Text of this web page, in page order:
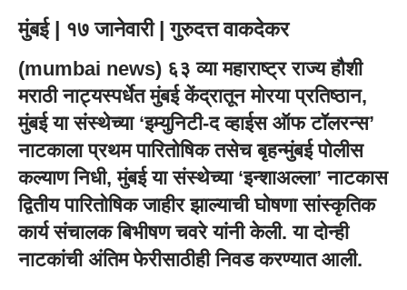
मुंबई | १७ जानेवारी | गुरुदत्त वाकदेकर
(mumbai news) ६३ व्या महाराष्ट्र राज्य हौशी
मराठी नाट्यस्पर्धेत मुंबई केंद्रातून मोरया प्रतिष्ठान,
मुंबई या संस्थेच्या ‘इम्युनिटी-द व्हाईस ऑफ टॉलरन्स’
नाटकाला प्रथम पारितोषिक तसेच बृहन्मुंबई पोलीस
कल्याण निधी, मुंबई या संस्थेच्या ‘इन्शाअल्ला’ नाटकास
द्वितीय पारितोषिक जाहीर झाल्याची घोषणा सांस्कृतिक
कार्य संचालक बिभीषण चवरे यांनी केली. या दोन्ही
नाटकांची अंतिम फेरीसाठीही निवड करण्यात आली.